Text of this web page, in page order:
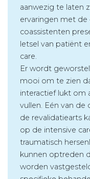
aanwezig te laten
ervaringen met
coassistenten
letsel van patiënt
care.
Er wordt
mooi om te zien
interactief lukt om
vullen. Eén van de
de revalidatiearts
op de intensive
traumatisch
kunnen optreden
worden